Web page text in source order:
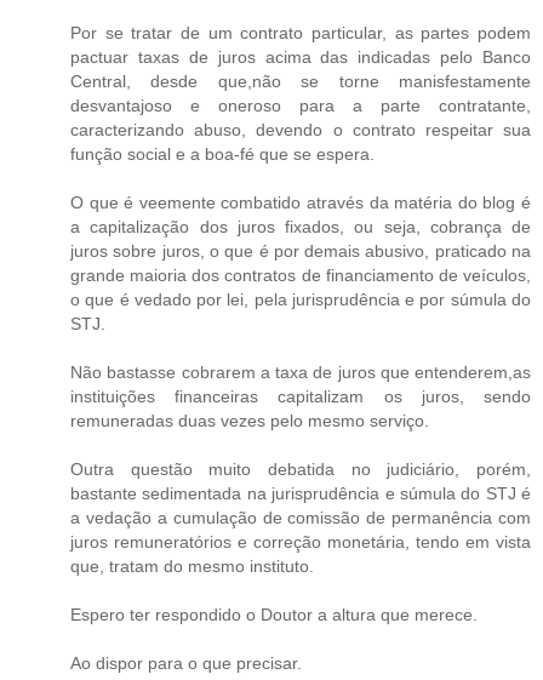
Por se tratar de um contrato particular, as partes podem
pactuar taxas de juros acima das indicadas pelo Banco
Central, desde que,não se torne manisfestamente
desvantajoso e oneroso para a parte contratante,
caracterizando abuso, devendo o contrato respeitar sua
função social e a boa-fé que se espera.
O que é veemente combatido através da matéria do blog é
a capitalização dos juros fixados, ou seja, cobrança de
juros sobre juros, o que é por demais abusivo, praticado na
grande maioria dos contratos de financiamento de veículos,
o que é vedado por lei, pela jurisprudência e por súmula do
STJ.
Não bastasse cobrarem a taxa de juros que entenderem,as
instituições financeiras capitalizam os juros, sendo
remuneradas duas vezes pelo mesmo serviço.
Outra questão muito debatida no judiciário, porém,
bastante sedimentada na jurisprudência e súmula do STJ é
a vedação a cumulação de comissão de permanência com
juros remuneratórios e correção monetária, tendo em vista
que, tratam do mesmo instituto.
Espero ter respondido o Doutor a altura que merece.
Ao dispor para o que precisar.